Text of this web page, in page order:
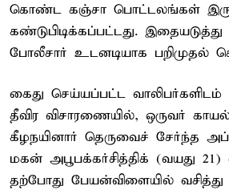
கொண்ட கஞ்சா பொட்டலங்கள்
கண்டுபிடிக்கப்பட்டது.
போலீசார் உடனடியாக பறிமுதல்
கைது செய்யப்பட்ட
தீவிர விசாரணையில், ஒருவர்
கீழநயினார் தெருவைச் சேர்ந்த
மகன் அபூபக்கர்சித்திக் (வயது
தற்போது பேயன்விளையில் வசித்து